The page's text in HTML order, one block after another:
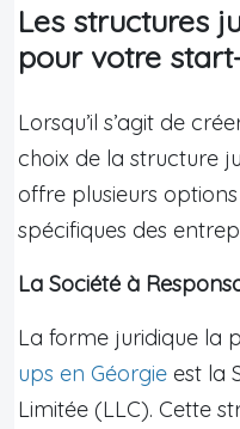
Les structures
pour votre
Lorsqu’il s’agit de
choix de la structure
offre plusieurs
spécifiques des
La Société à
La forme juridique la
ups en Géorgie est la
Limitée (LLC). Cette